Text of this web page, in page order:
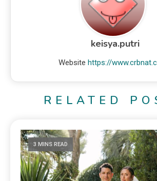
keisya.putri
Website https://
RELATED
3 MINS READ